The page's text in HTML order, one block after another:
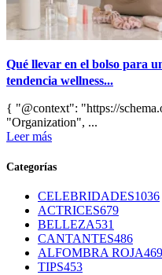
Qué llevar en el bolso para
tendencia wellness...
{ "@context": "https://
"Organization", ...
Leer más
Categorías
CELEBRIDADES1036
ACTRICES679
BELLEZA531
CANTANTES486
ALFOMBRA ROJA469
TIPS453